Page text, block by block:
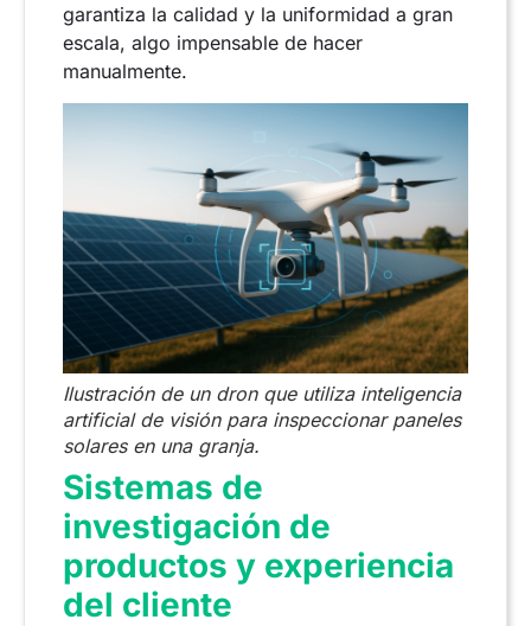
garantiza la calidad y la uniformidad a gran
escala, algo impensable de hacer
manualmente.
Ilustración de un dron que utiliza inteligencia
artificial de visión para inspeccionar paneles
solares en una granja.
Sistemas de
investigación de
productos y experiencia
del cliente